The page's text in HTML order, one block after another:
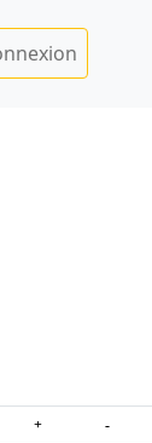
+ -